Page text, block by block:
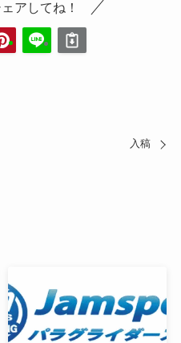
アしてね！
入稿